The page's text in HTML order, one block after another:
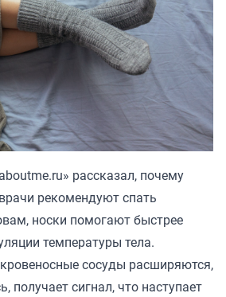
» рассказал, почему
рекомендуют спать
носки помогают быстрее
температуры тела.
кровеносные сосуды расширяются,
получает сигнал, что наступает